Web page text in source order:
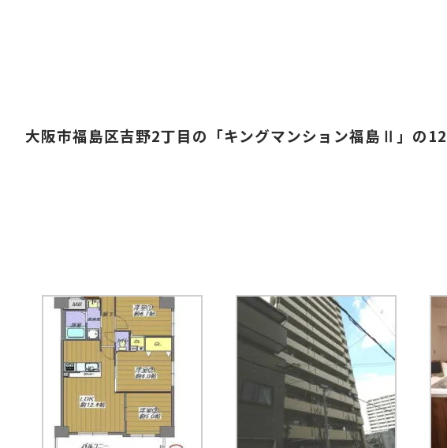
大阪市福島区吉野2丁目の「キングマンション福島Ⅱ」の12